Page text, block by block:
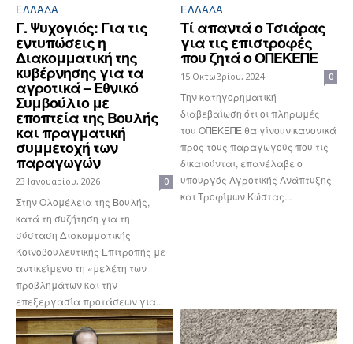
ΕΛΛΆΔΑ
Γ. Ψυχογιός: Για τις
εντυπώσεις η
Διακομματική της
κυβέρνησης για τα
αγροτικά – Εθνικό
Συμβούλιο με
εποπτεία της Βουλής
και πραγματική
συμμετοχή των
παραγωγών
23 Ιανουαρίου, 2026 0
Στην Ολομέλεια της Βουλής,
κατά τη συζήτηση για τη
σύσταση Διακομματικής
Κοινοβουλευτικής Επιτροπής με
αντικείμενο τη «μελέτη των
προβλημάτων και την
επεξεργασία προτάσεων για...
ΕΛΛΆΔΑ
Τί απαντά ο Τσιάρας
για τις επιστροφές
που ζητά ο ΟΠΕΚΕΠΕ
15 Οκτωβρίου, 2024 0
Την κατηγορηματική
διαβεβαίωση ότι οι πληρωμές
του ΟΠΕΚΕΠΕ θα γίνουν κανονικά
προς τους παραγωγούς που τις
δικαιούνται, επανέλαβε ο
υπουργός Αγροτικής Ανάπτυξης
και Τροφίμων Κώστας...